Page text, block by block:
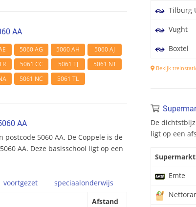
AA
5060 AG 5060 AH
5060 AJ
5061 CC 5061 TJ
5061 NT
5061 NC 5061 TL
AA
5060 AA. De Coppele is de
AA. Deze basisschool ligt op een
voortgezet speciaalonderwijs
Afstand
Tilburg
Vught
Boxtel
Bekijk
De
ligt op een
Supermarkt
Emte